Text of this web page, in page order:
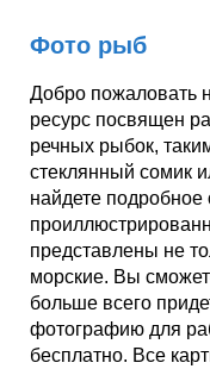
Фото рыб
Добро пожаловать
ресурс посвящен
речных рыбок,
стеклянный сомик
найдете подробное
представлены не
морские. Вы
больше всего
фотографию для
бесплатно. Все